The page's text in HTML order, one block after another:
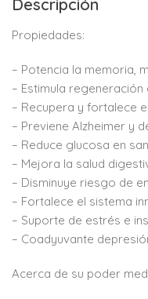
Descripción
Propiedades:
– Potencia la memoria,
– Estimula regeneración
– Recupera y fortalece
– Previene Alzheimer y
– Reduce glucosa en
– Mejora la salud
– Disminuye riesgo de
– Fortalece el sistema
– Suporte de estrés e
– Coadyuvante
Acerca de su poder